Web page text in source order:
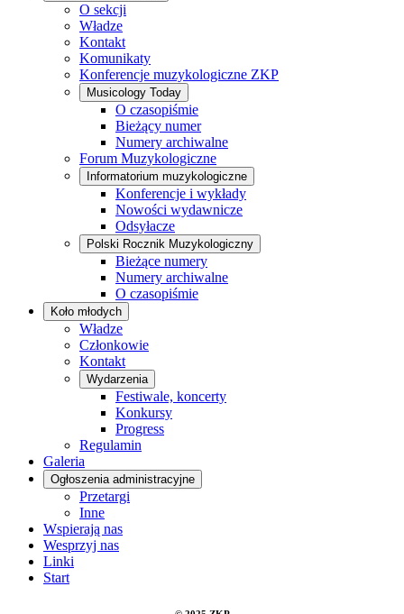
O sekcji
Władze
Kontakt
Komunikaty
Konferencje muzykologiczne ZKP
Musicology Today
O czasopiśmie
Bieżący numer
Numery archiwalne
Forum Muzykologiczne
Informatorium muzykologiczne
Konferencje i wykłady
Nowości wydawnicze
Odsyłacze
Polski Rocznik Muzykologiczny
Bieżące numery
Numery archiwalne
O czasopiśmie
Koło młodych
Władze
Członkowie
Kontakt
Wydarzenia
Festiwale, koncerty
Konkursy
Progress
Regulamin
Galeria
Ogłoszenia administracyjne
Przetargi
Inne
Wspierają nas
Wesprzyj nas
Linki
Start